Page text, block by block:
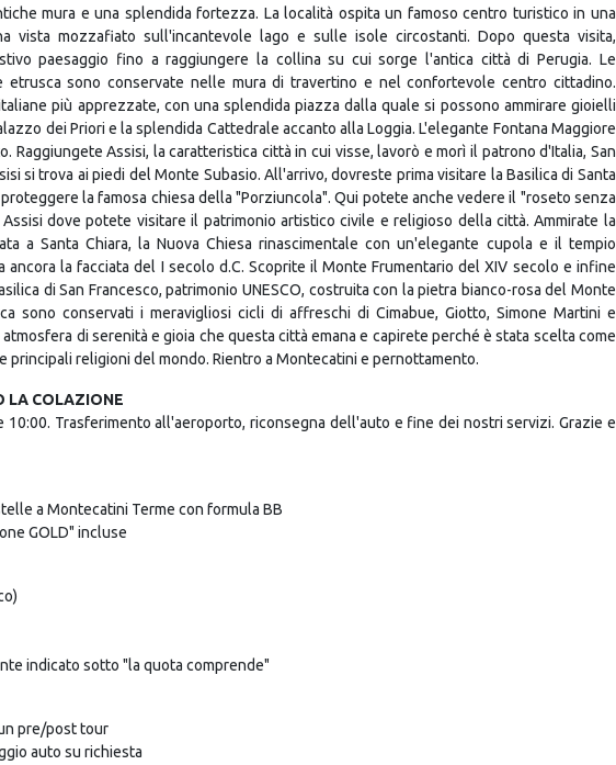
mura e una splendida fortezza. La località ospita un famoso centro turistico in una
vista mozzafiato sull'incantevole lago e sulle isole circostanti. Dopo questa visita,
paesaggio fino a raggiungere la collina su cui sorge l'antica città di Perugia. Le
etrusca sono conservate nelle mura di travertino e nel confortevole centro cittadino.
più apprezzate, con una splendida piazza dalla quale si possono ammirare gioielli
dei Priori e la splendida Cattedrale accanto alla Loggia. L'elegante Fontana Maggiore
Raggiungete Assisi, la caratteristica città in cui visse, lavorò e morì il patrono d'Italia, San
si trova ai piedi del Monte Subasio. All'arrivo, dovreste prima visitare la Basilica di Santa
la famosa chiesa della "Porziuncola". Qui potete anche vedere il "roseto senza
dove potete visitare il patrimonio artistico civile e religioso della città. Ammirate la
a Santa Chiara, la Nuova Chiesa rinascimentale con un'elegante cupola e il tempio
ancora la facciata del I secolo d.C. Scoprite il Monte Frumentario del XIV secolo e infine
di San Francesco, patrimonio UNESCO, costruita con la pietra bianco-rosa del Monte
sono conservati i meravigliosi cicli di affreschi di Cimabue, Giotto, Simone Martini e
di serenità e gioia che questa città emana e capirete perché è stata scelta come
principali religioni del mondo. Rientro a Montecatini e pernottamento.
LA COLAZIONE
10:00. Trasferimento all'aeroporto, riconsegna dell'auto e fine dei nostri servizi. Grazie e
a Montecatini Terme con formula BB
GOLD" incluse
indicato sotto "la quota comprende"
pre/post tour
auto su richiesta